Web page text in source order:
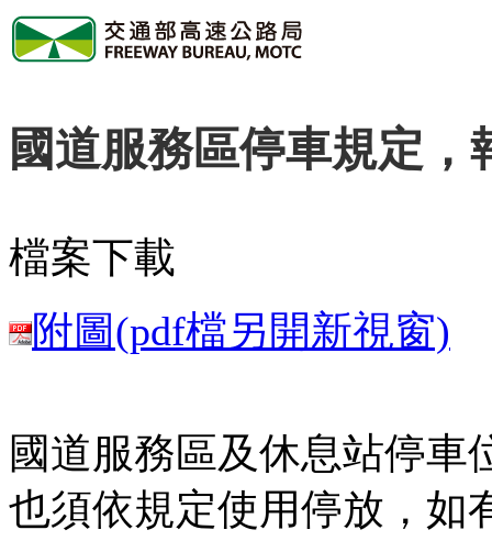
國道服務區停車規定，
檔案下載
附圖(pdf檔另開新視窗)
國道服務區及休息站停車
也須依規定使用停放，如